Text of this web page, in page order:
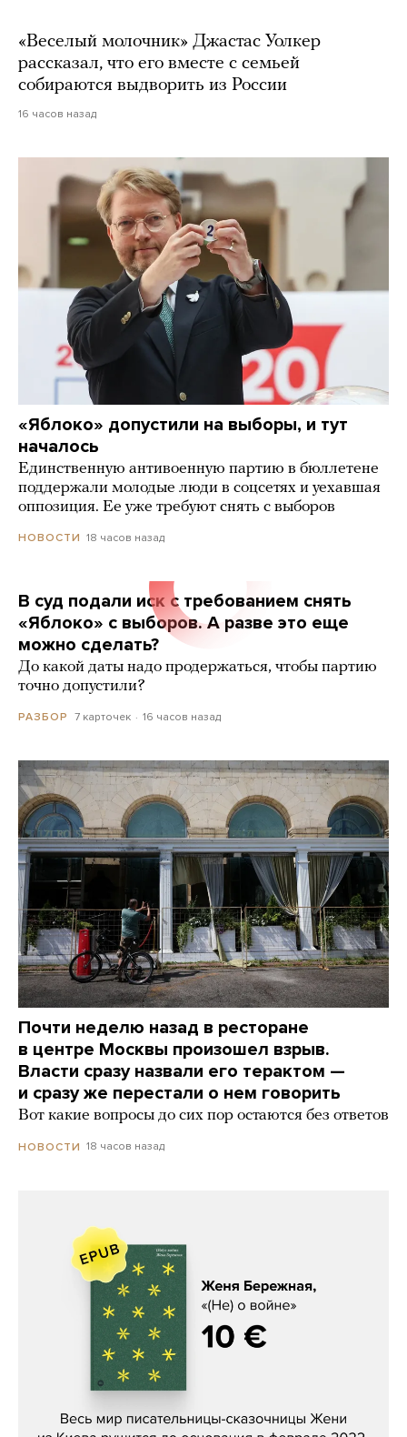
«Веселый молочник» Джастас Уолкер
рассказал, что его вместе с семьей
собираются выдворить из России
16 часов назад
«Яблоко» допустили на выборы, и тут
началось
Единственную антивоенную партию в бюллетене
поддержали молодые люди в соцсетях и уехавшая
оппозиция. Ее уже требуют снять с выборов
НОВОСТИ 18 часов назад
В суд подали иск с требованием снять
«Яблоко» с выборов. А разве это еще
можно сделать?
До какой даты надо продержаться, чтобы партию
точно допустили?
РАЗБОР 7 карточек 16 часов назад
Почти неделю назад в ресторане
в центре Москвы произошел взрыв.
Власти сразу назвали его терактом —
и сразу же перестали о нем говорить
Вот какие вопросы до сих пор остаются без ответов
НОВОСТИ 18 часов назад
Женя Бережная, «(Не) о войне»